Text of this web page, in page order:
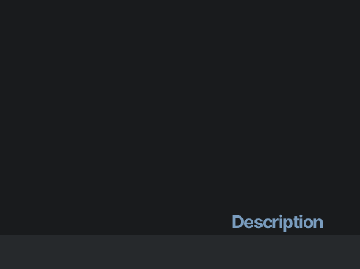
Description